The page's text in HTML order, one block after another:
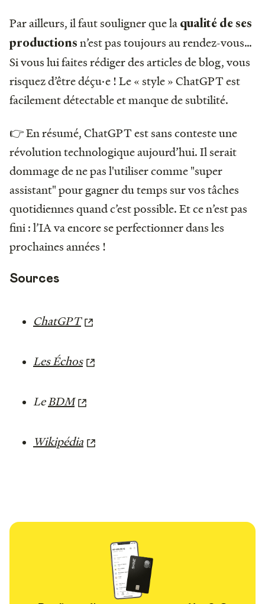
Par ailleurs, il faut souligner que la qualité de ses
productions n’est pas toujours au rendez-vous…
Si vous lui faites rédiger des articles de blog, vous
risquez d’être déçu·e ! Le « style » ChatGPT est
facilement détectable et manque de subtilité.
👉 En résumé, ChatGPT est sans conteste une
révolution technologique aujourd’hui. Il serait
dommage de ne pas l'utiliser comme "super
assistant" pour gagner du temps sur vos tâches
quotidiennes quand c’est possible. Et ce n’est pas
fini : l’IA va encore se perfectionner dans les
prochaines années !
Sources
ChatGPT
Les Échos
LeBDM
Wikipédia